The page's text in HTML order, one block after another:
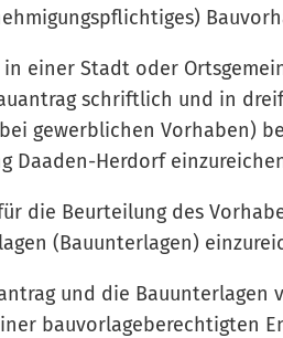
einer Stadt oder
schriftlich und in
gewerblichen Vorhaben)
Daaden-Herdorf
die Beurteilung des
(Bauunterlagen)
und die Bauunterlagen
bauvorlageberechtigten